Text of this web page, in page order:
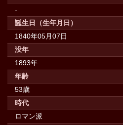
-
誕生日（生年月日）
1840年05月07日
没年
1893年
年齢
53歳
時代
ロマン派